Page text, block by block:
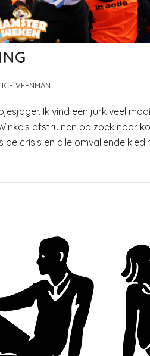
VEENMAN
Ik vind een jurk veel
afstruinen op zoek naar
de crisis en alle omvallende